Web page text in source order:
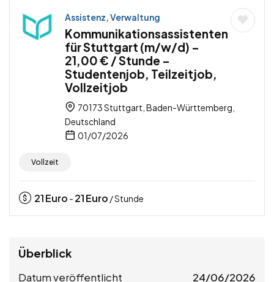
Assistenz, Verwaltung
Kommunikationsassistenten
für Stuttgart (m/w/d) –
21,00 € / Stunde –
Studentenjob, Teilzeitjob,
Vollzeitjob
70173 Stuttgart, Baden-Württemberg,
Deutschland
01/07/2026
Vollzeit
21Euro - 21Euro / Stunde
Überblick
Datum veröffentlicht 24/06/2026